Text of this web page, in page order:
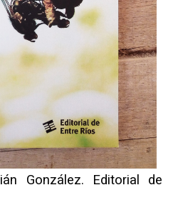
González. Editorial de